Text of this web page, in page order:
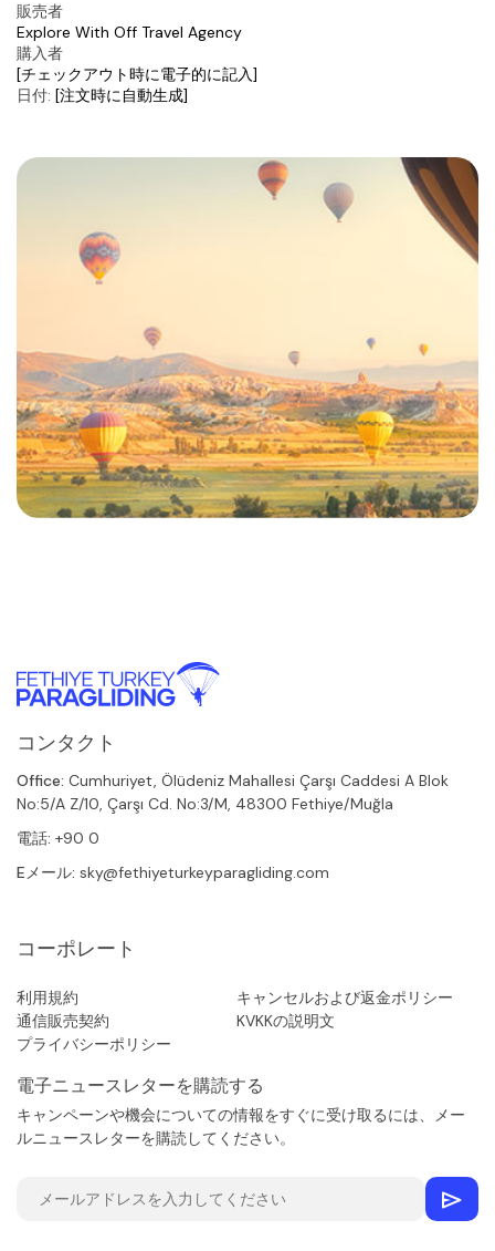
販売者
Explore With Off Travel Agency
購入者
[チェックアウト時に電子的に記入]
日付: [注文時に自動生成]
コンタクト
Office: Cumhuriyet, Ölüdeniz Mahallesi Çarşı Caddesi A Blok
No:5/A Z/10, Çarşı Cd. No:3/M, 48300 Fethiye/Muğla
電話: +90 0
Eメール: sky@fethiyeturkeyparagliding.com
コーポレート
利用規約
キャンセルおよび返金ポリシー
通信販売契約
KVKKの説明文
プライバシーポリシー
電子ニュースレターを購読する
キャンペーンや機会についての情報をすぐに受け取るには、メー
ルニュースレターを購読してください。